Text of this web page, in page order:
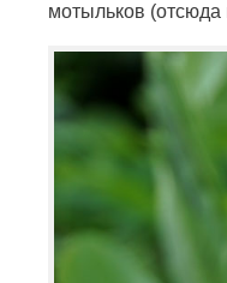
мотыльков